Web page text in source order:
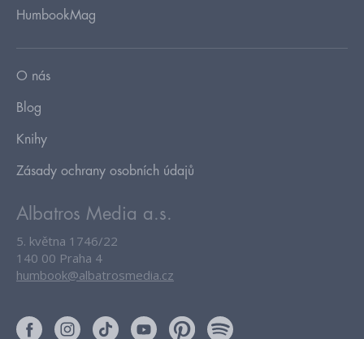
HumbookMag
O nás
Blog
Knihy
Zásady ochrany osobních údajů
Albatros Media a.s.
5. května 1746/22
140 00 Praha 4
humbook@albatrosmedia.cz